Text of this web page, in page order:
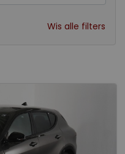
Wis alle filters